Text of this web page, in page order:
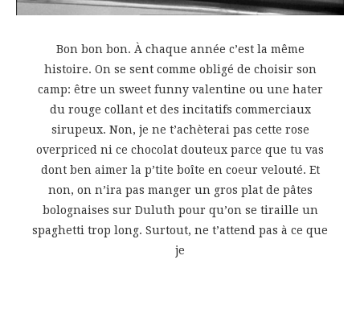
Bon bon bon. À chaque année c’est la même
histoire. On se sent comme obligé de choisir son
camp: être un sweet funny valentine ou une hater
du rouge collant et des incitatifs commerciaux
sirupeux. Non, je ne t’achèterai pas cette rose
overpriced ni ce chocolat douteux parce que tu vas
dont ben aimer la p’tite boîte en coeur velouté. Et
non, on n’ira pas manger un gros plat de pâtes
bolognaises sur Duluth pour qu’on se tiraille un
spaghetti trop long. Surtout, ne t’attend pas à ce que
je